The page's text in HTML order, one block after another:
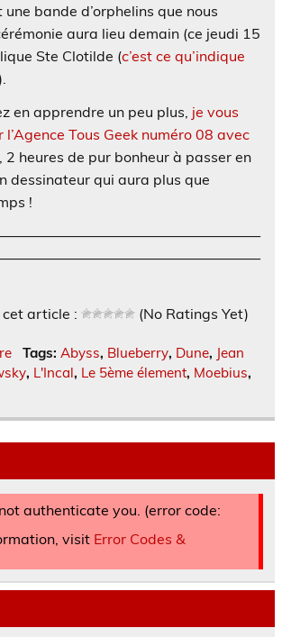
bande d’orphelins que nous
aura lieu demain (ce jeudi 15
Ste Clotilde (c’est ce qu’indique
en apprendre un peu plus, je vous
Tous Geek numéro 08 avec
, 2 heures de pur bonheur à passer en
dessinateur qui aura plus que
!
cet article :
(No Ratings Yet)
Tags: Abyss, Blueberry, Dune, Jean
, L'Incal, Le 5ème élement, Moebius,
authenticate you. (error code:
visit Error Codes &